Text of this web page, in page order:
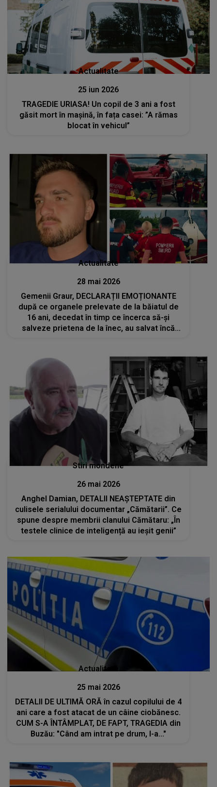
Actualitate
25 iun 2026
TRAGEDIE URIASA! Un copil de 3 ani a fost
găsit mort în mașină, în fața casei: ”A rămas
blocat în vehicul”
Actualitate
28 mai 2026
Gemenii Graur, DECLARAȚII EMOȚIONANTE
după ce organele prelevate de la băiatul de
16 ani, decedat în timp ce încerca să-și
salveze prietena de la înec, au salvat încă
Stiri mondene
26 mai 2026
Anghel Damian, DETALII NEAȘTEPTATE din
culisele serialului documentar „Cămătarii”. Ce
spune despre membrii clanului Cămătaru: „În
testele clinice de inteligență au ieșit genii”
Actualitate
25 mai 2026
DETALII DE ULTIMĂ ORĂ în cazul copilului de 4
ani care a fost atacat de un câine ciobănesc.
CUM S-A ÎNTÂMPLAT, DE FAPT, TRAGEDIA din
Buzău: "Când am intrat pe drum, l-a..."